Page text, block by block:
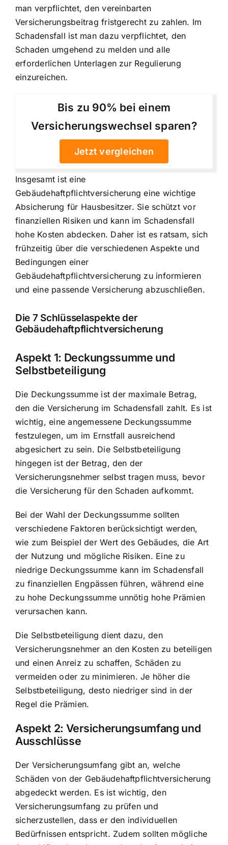
man verpflichtet, den vereinbarten
Versicherungsbeitrag fristgerecht zu zahlen. Im
Schadensfall ist man dazu verpflichtet, den
Schaden umgehend zu melden und alle
erforderlichen Unterlagen zur Regulierung
einzureichen.
Bis zu 90% bei einem
Versicherungswechsel sparen?
Jetzt vergleichen
Insgesamt ist eine
Gebäudehaftpflichtversicherung eine wichtige
Absicherung für Hausbesitzer. Sie schützt vor
finanziellen Risiken und kann im Schadensfall
hohe Kosten abdecken. Daher ist es ratsam, sich
frühzeitig über die verschiedenen Aspekte und
Bedingungen einer
Gebäudehaftpflichtversicherung zu informieren
und eine passende Versicherung abzuschließen.
Die 7 Schlüsselaspekte der
Gebäudehaftpflichtversicherung
Aspekt 1: Deckungssumme und
Selbstbeteiligung
Die Deckungssumme ist der maximale Betrag,
den die Versicherung im Schadensfall zahlt. Es ist
wichtig, eine angemessene Deckungssumme
festzulegen, um im Ernstfall ausreichend
abgesichert zu sein. Die Selbstbeteiligung
hingegen ist der Betrag, den der
Versicherungsnehmer selbst tragen muss, bevor
die Versicherung für den Schaden aufkommt.
Bei der Wahl der Deckungssumme sollten
verschiedene Faktoren berücksichtigt werden,
wie zum Beispiel der Wert des Gebäudes, die Art
der Nutzung und mögliche Risiken. Eine zu
niedrige Deckungssumme kann im Schadensfall
zu finanziellen Engpässen führen, während eine
zu hohe Deckungssumme unnötig hohe Prämien
verursachen kann.
Die Selbstbeteiligung dient dazu, den
Versicherungsnehmer an den Kosten zu beteiligen
und einen Anreiz zu schaffen, Schäden zu
vermeiden oder zu minimieren. Je höher die
Selbstbeteiligung, desto niedriger sind in der
Regel die Prämien.
Aspekt 2: Versicherungsumfang und
Ausschlüsse
Der Versicherungsumfang gibt an, welche
Schäden von der Gebäudehaftpflichtversicherung
abgedeckt werden. Es ist wichtig, den
Versicherungsumfang zu prüfen und
sicherzustellen, dass er den individuellen
Bedürfnissen entspricht. Zudem sollten mögliche